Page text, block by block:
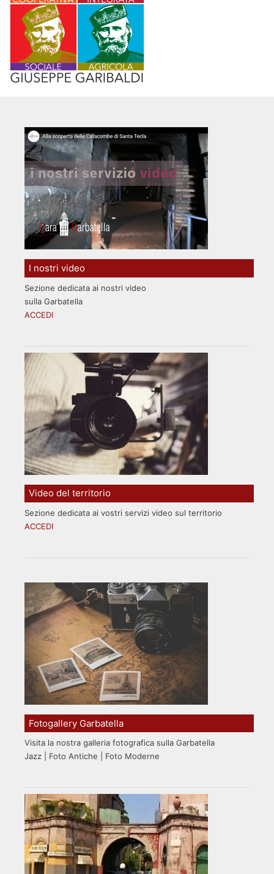
I nostri video
Sezione dedicata ai nostri video
sulla Garbatella
ACCEDI
Video del territorio
Sezione dedicata ai vostri servizi video sul territorio
ACCEDI
Fotogallery Garbatella
Visita la nostra galleria fotografica sulla Garbatella
Jazz | Foto Antiche | Foto Moderne